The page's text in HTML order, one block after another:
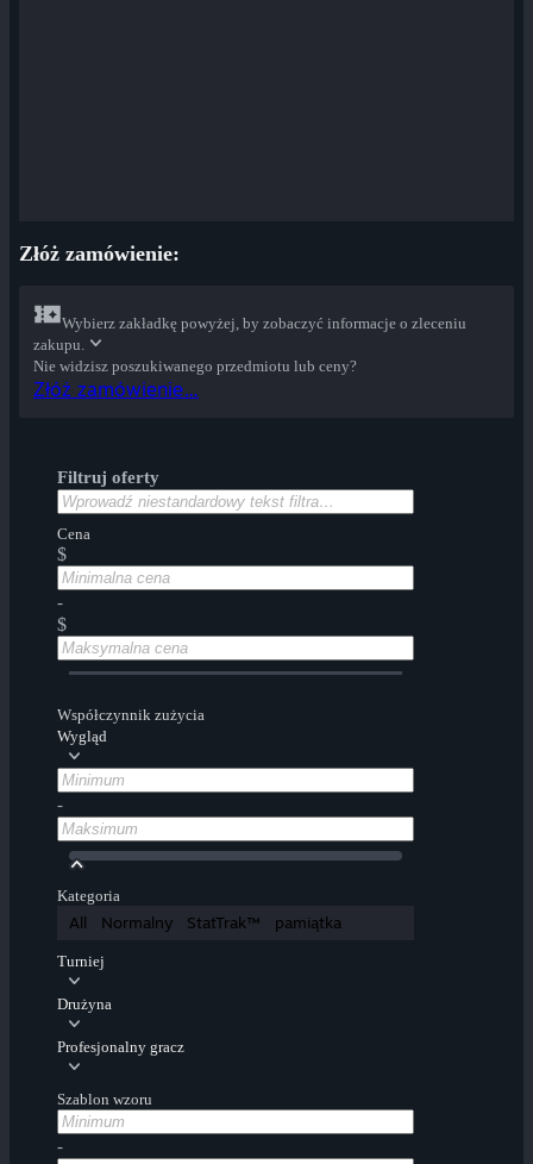
Złóż zamówienie:
Wybierz zakładkę powyżej, by zobaczyć informacje o zleceniu
zakupu.
Nie widzisz poszukiwanego przedmiotu lub ceny?
Złóż zamówienie…
Filtruj oferty
Cena
$
-
$
Współczynnik zużycia
Wygląd
-
Kategoria
All Normalny StatTrak™ pamiątka
Turniej
Drużyna
Profesjonalny gracz
Szablon wzoru
-